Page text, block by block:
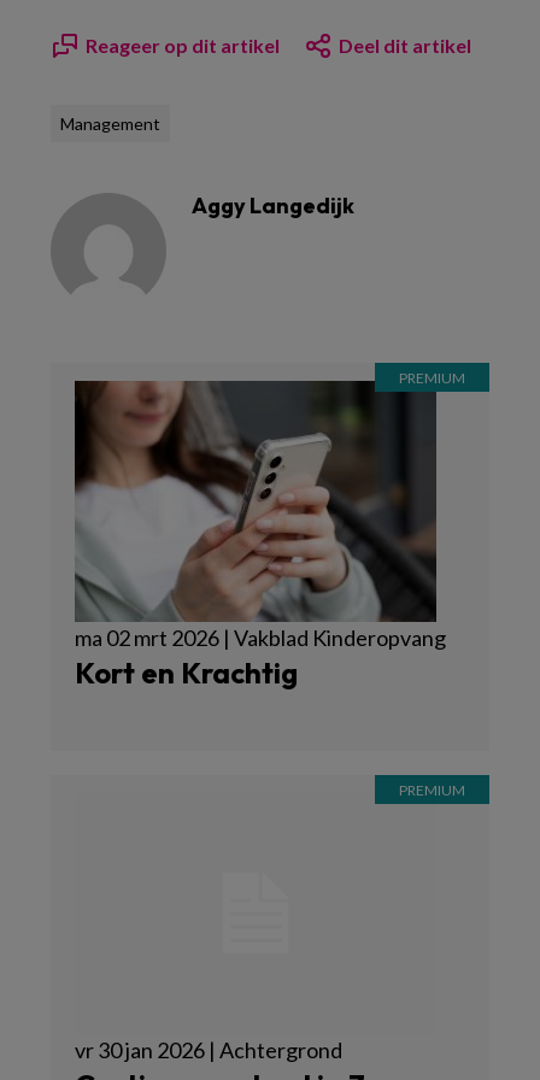
Reageer op dit artikel Deel dit artikel
Management
Aggy Langedijk
ma 02 mrt 2026 | Vakblad Kinderopvang
Kort en Krachtig
vr 30 jan 2026 | Achtergrond